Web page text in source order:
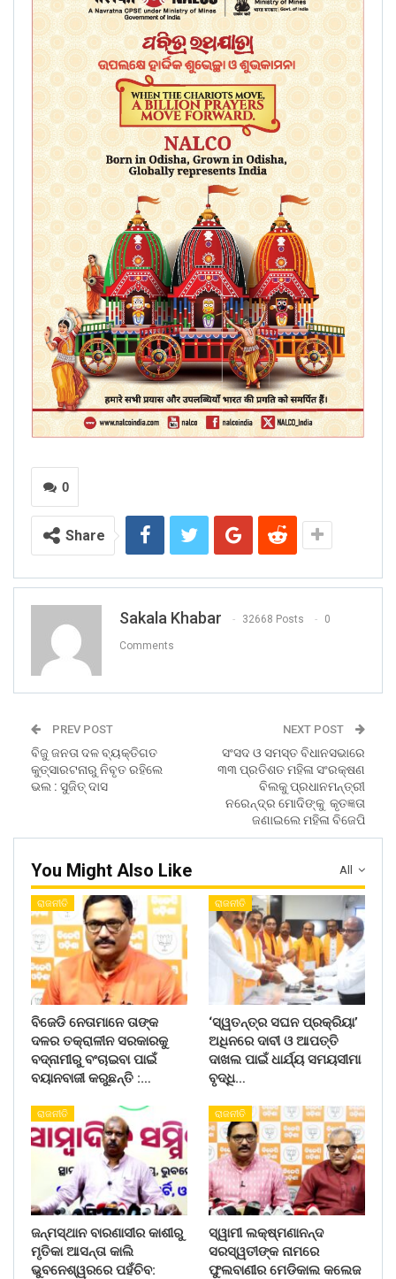
0
Share
Sakala Khabar 32668 Posts 0
Comments
PREV POST
ବିଜୁ ଜନତା ଦଳ ବ୍ୟକ୍ତିଗତ
କୁତ୍ସାରଟନାରୁ ନିବୃତ ରହିଲେ
ଭଲ : ସୁଜିତ୍ ଦାସ
NEXT POST
ସଂସଦ ଓ ସମସ୍ତ ବିଧାନସଭାରେ
୩୩ ପ୍ରତିଶତ ମହିଳା ସଂରକ୍ଷଣ
ବିଲକୁ ପ୍ରଧାନମନ୍ତ୍ରୀ
ନରେନ୍ଦ୍ର ମୋଦିଙ୍କୁ କୃତଜ୍ଞତା
ଜଣାଇଲେ ମହିଳା ବିଜେପି
All
You Might Also Like
ରାଜନୀତି
ବିଜେଡି ନେତାମାନେ ତାଙ୍କ
ଦଳର ତକ୍ରାଳୀନ ସରକାରକୁ
ବଦ୍ନାମୀରୁ ବଂଚାଇବା ପାଇଁ
ବୟାନବାଜୀ କରୁଛନ୍ତି :…
ରାଜନୀତି
‘ସ୍ୱତନ୍ତ୍ର ସଘନ ପ୍ରକ୍ରିୟା’
ଅଧିନରେ ଦାବୀ ଓ ଆପତ୍ତି
ଦାଖଲ ପାଇଁ ଧାର୍ଯ୍ୟ ସମୟସୀମା
ବୃଦ୍ଧି…
ରାଜନୀତି
ଜନ୍ମସ୍ଥାନ ବାରଣାସୀର କାଶୀରୁ
ମୃତିକା ଆସନ୍ତା କାଲି
ଭୁବନେଶ୍ୱରରେ ପହଁଚିବ:
ରାଜନୀତି
ସ୍ୱାମୀ ଲକ୍ଷ୍ମଣାନନ୍ଦ
ସରସ୍ୱତୀଙ୍କ ନାମରେ
ଫୁଲବାଣୀର ମେଡିକାଲ କଲେଜ